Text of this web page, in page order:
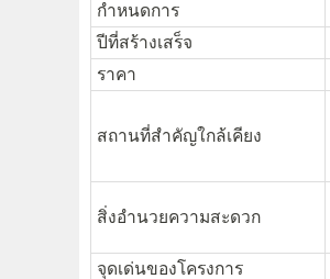
กำหนดการ
ปีที่สร้างเสร็จ
ราคา
สถานที่สำคัญใกล้เคียง
สิ่งอำนวยความสะดวก
จุดเด่นของโครงการ